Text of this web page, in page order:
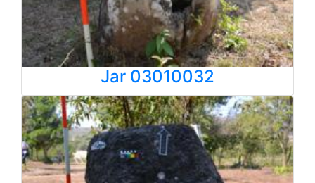
Jar 03010032